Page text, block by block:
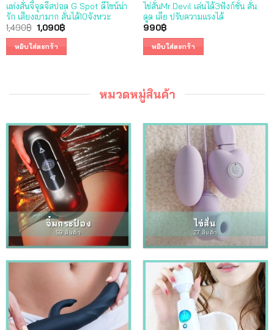
แท่งสั่นจี้จุดจีสปอต G Spot ดีไซน์น่า
รัก เสียงเบามาก สั่นได้10จังหวะ
1,490฿ Original
price
was:
1,490฿.
1,090฿Current
หยิบใส่ตะกร้า
ไข่สั่นMr.Devil เล่นได้3ฟังก์ชั่น สั่น
ดูด เลีย ปรับความแรงได้
990฿
หยิบใส่ตะกร้า
หมวดหมู่สินค้า
จิ๋มกระป๋อง
59 สินค้า
ไข่สั่น
27 สินค้า